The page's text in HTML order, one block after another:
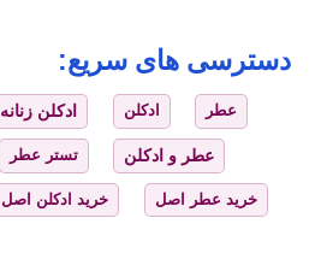
دسترسی های سریع:
عطر ادکلن ادکلن زنانه
عطر و ادکلن تستر عطر
خرید عطر اصل خرید ادکلن اصل